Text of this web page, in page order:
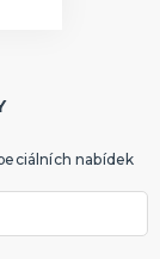
nabídek